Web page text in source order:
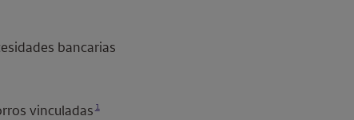
bancarias
vinculadas 1